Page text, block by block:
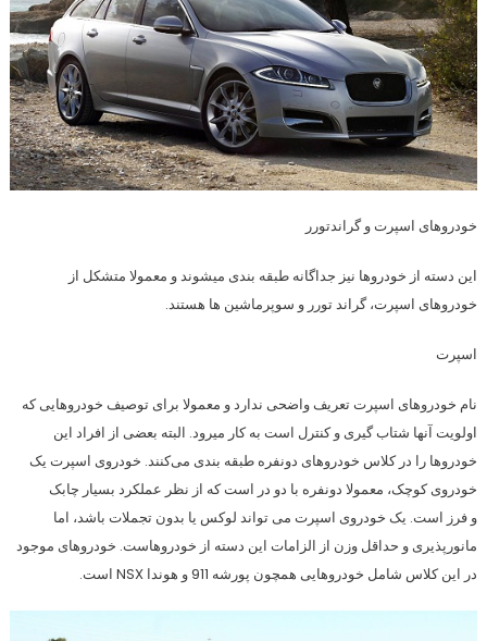
خودروهای اسپرت و گراندتورر
این دسته از خودروها نیز جداگانه طبقه بندی میشوند و معمولا متشکل از
خودروهای اسپرت، گراند تورر و سوپرماشین ها هستند.
اسپرت
نام خودروهای اسپرت تعریف واضحی ندارد و معمولا برای توصیف خودروهایی که
اولویت آنها شتاب گیری و کنترل است به کار میرود. البته بعضی از افراد این
خودروها را در کلاس خودروهای دونفره طبقه بندی می‌کنند. خودروی اسپرت یک
خودروی کوچک، معمولا دونفره با دو در است که از نظر عملکرد بسیار چابک
و فرز است. یک خودروی اسپرت می تواند لوکس یا بدون تجملات باشد، اما
مانورپذیری و حداقل وزن از الزامات این دسته از خودروهاست. خودروهای موجود
در این کلاس شامل خودروهایی همچون پورشه 911 و هوندا NSX است.